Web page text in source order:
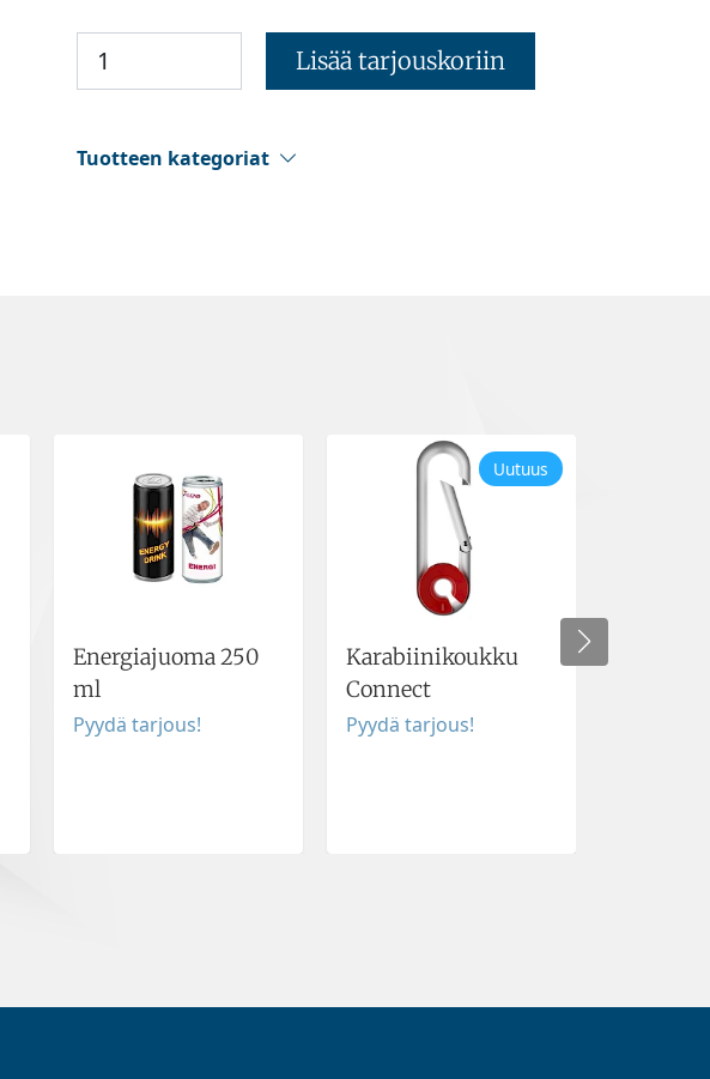
Lisää tarjouskoriin
Tuotteen kategoriat
Energiajuoma 250
ml
Pyydä tarjous!
Uutuus
Karabiinikoukku
Connect
Pyydä tarjous!